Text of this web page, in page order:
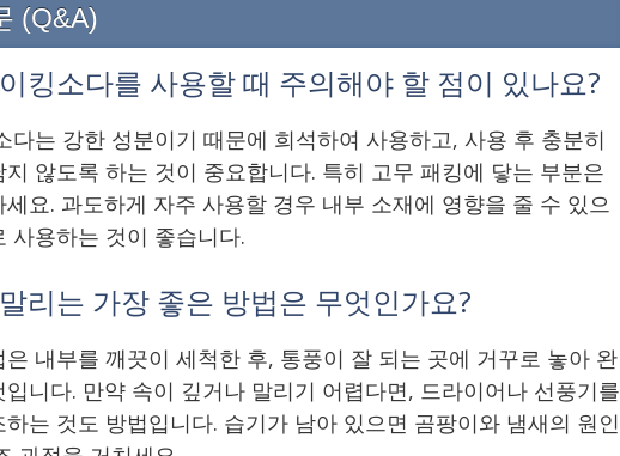
(Q&A)
킹소다를 사용할 때 주의해야 할 점이 있나요?
다는 강한 성분이기 때문에 희석하여 사용하고, 사용 후 충분히
않도록 하는 것이 중요합니다. 특히 고무 패킹에 닿는 부분은
요. 과도하게 자주 사용할 경우 내부 소재에 영향을 줄 수 있으
사용하는 것이 좋습니다.
리는 가장 좋은 방법은 무엇인가요?
내부를 깨끗이 세척한 후, 통풍이 잘 되는 곳에 거꾸로 놓아 완
니다. 만약 속이 깊거나 말리기 어렵다면, 드라이어나 선풍기를
는 것도 방법입니다. 습기가 남아 있으면 곰팡이와 냄새의 원인